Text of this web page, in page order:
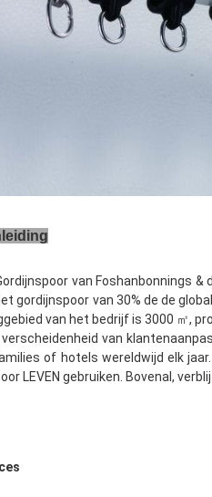
van Foshanbonnings
gordijnspoor van 30% de de
van het bedrijf is 3000 ㎡,
van
of hotels wereldwijd elk
LEVEN gebruiken. Bovenal,